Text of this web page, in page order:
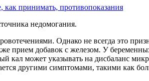
принимать, противопоказания
недомогания.
Однако не всегда это
прием добавок с железом. У
кал может указывать на дисбаланс
другими симптомами, такими как